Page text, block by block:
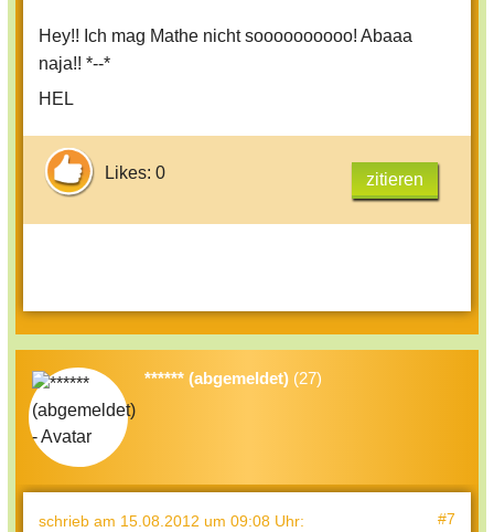
Hey!! Ich mag Mathe nicht soooooooooo! Abaaa
naja!! *--*
HEL
Likes: 0 zitieren
****** (abgemeldet) (27)
schrieb am 15.08.2012 um 09:08 Uhr: #7